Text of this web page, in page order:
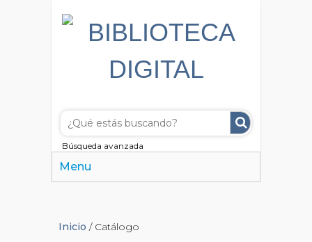
Búsqueda avanzada
Menu
Inicio / Catálogo